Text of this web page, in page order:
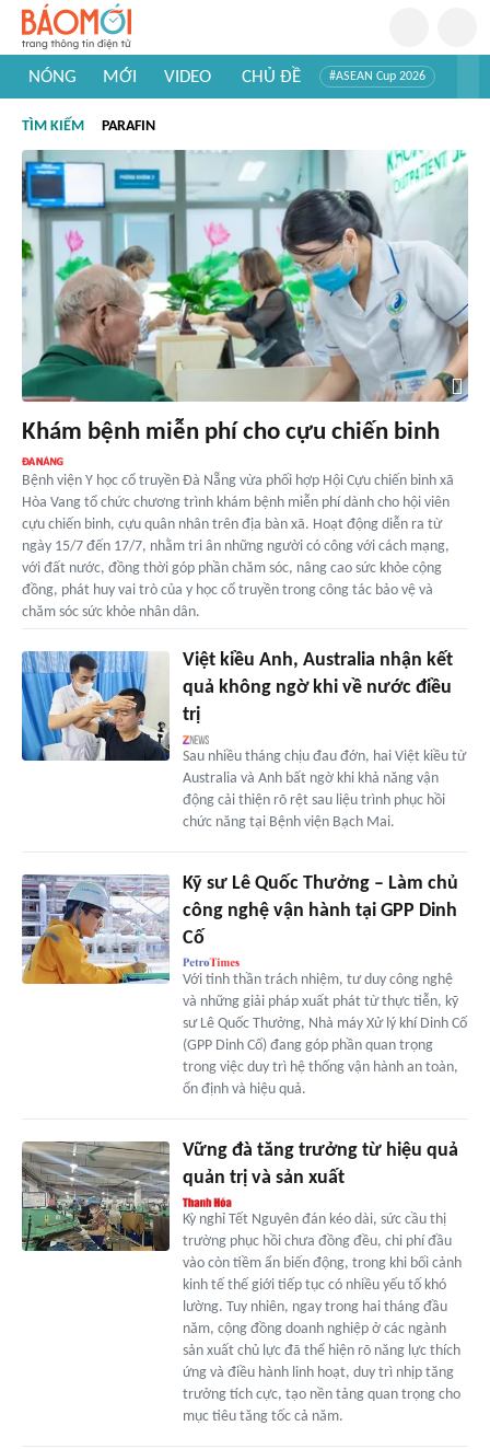
NÓNG MỚI VIDEO CHỦ ĐỀ #ASEAN Cup 2026
#Khám phá thế giới
TÌM KIẾM PARAFIN
Khám bệnh miễn phí cho cựu chiến binh
Bệnh viện Y học cổ truyền Đà Nẵng vừa phối hợp Hội Cựu chiến binh xã
Hòa Vang tổ chức chương trình khám bệnh miễn phí dành cho hội viên
cựu chiến binh, cựu quân nhân trên địa bàn xã. Hoạt động diễn ra từ
ngày 15/7 đến 17/7, nhằm tri ân những người có công với cách mạng,
với đất nước, đồng thời góp phần chăm sóc, nâng cao sức khỏe cộng
đồng, phát huy vai trò của y học cổ truyền trong công tác bảo vệ và
chăm sóc sức khỏe nhân dân.
Việt kiều Anh, Australia nhận kết
quả không ngờ khi về nước điều
trị
Sau nhiều tháng chịu đau đớn, hai Việt kiều từ
Australia và Anh bất ngờ khi khả năng vận
động cải thiện rõ rệt sau liệu trình phục hồi
chức năng tại Bệnh viện Bạch Mai.
Kỹ sư Lê Quốc Thưởng – Làm chủ
công nghệ vận hành tại GPP Dinh
Cố
Với tinh thần trách nhiệm, tư duy công nghệ
và những giải pháp xuất phát từ thực tiễn, kỹ
sư Lê Quốc Thưởng, Nhà máy Xử lý khí Dinh Cố
(GPP Dinh Cố) đang góp phần quan trọng
trong việc duy trì hệ thống vận hành an toàn,
ổn định và hiệu quả.
Vững đà tăng trưởng từ hiệu quả
quản trị và sản xuất
Kỳ nghỉ Tết Nguyên đán kéo dài, sức cầu thị
trường phục hồi chưa đồng đều, chi phí đầu
vào còn tiềm ẩn biến động, trong khi bối cảnh
kinh tế thế giới tiếp tục có nhiều yếu tố khó
lường. Tuy nhiên, ngay trong hai tháng đầu
năm, cộng đồng doanh nghiệp ở các ngành
sản xuất chủ lực đã thể hiện rõ năng lực thích
ứng và điều hành linh hoạt, duy trì nhịp tăng
trưởng tích cực, tạo nền tảng quan trọng cho
mục tiêu tăng tốc cả năm.